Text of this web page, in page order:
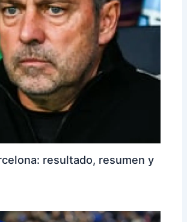
resultado, resumen y